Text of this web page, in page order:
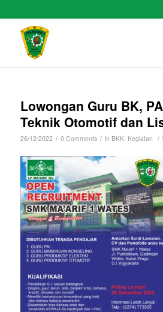
Lowongan Guru BK,
Teknik Otomotif dan
26/12/2022 / 0 Comments / in BKK, Kegiatan /